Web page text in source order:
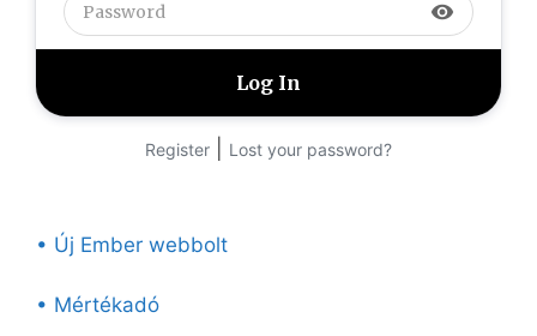
visibility
Register Lost your password?
• Új Ember webbolt
• Mértékadó